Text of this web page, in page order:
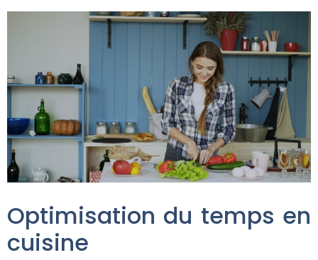
Optimisation du temps en
cuisine